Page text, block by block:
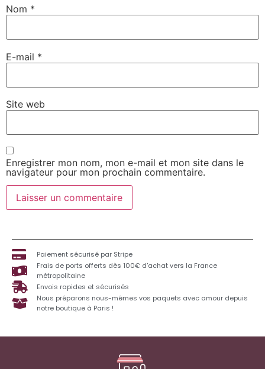
Nom *
E-mail *
Site web
Enregistrer mon nom, mon e-mail et mon site dans le
navigateur pour mon prochain commentaire.
Paiement sécurisé par Stripe
Frais de ports offerts dès 100€ d'achat vers la France
métropolitaine
Envois rapides et sécurisés
Nous préparons nous-mêmes vos paquets avec amour depuis
notre boutique à Paris !